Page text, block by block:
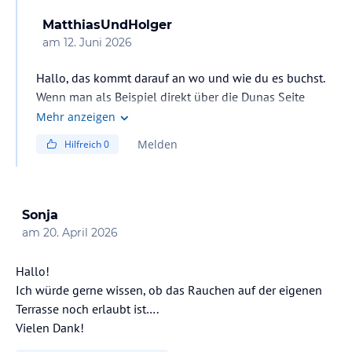
MatthiasUndHolger
am 12. Juni 2026
Hallo, das kommt darauf an wo und wie du es buchst.
Wenn man als Beispiel direkt über die Dunas Seite
bucht, kostet es ca. 40-50 Euro am Tag mehr (bei 2
sondern im Adults Only Bereich dieser Anlage
es einen Supermarkt. Haben dann dort z.B. Getränke
und Süssigkeiten geholt und haben sie dann am Pool
das All Inclusive nicht gelohnt. Aber... muss jeder selbst
entscheiden.
Mehr anzeigen
Hilfreich0 Melden
Sonja
am 20. April 2026
Hallo!
Ich würde gerne wissen, ob das Rauchen auf der eigenen
Terrasse noch erlaubt ist….
Vielen Dank!